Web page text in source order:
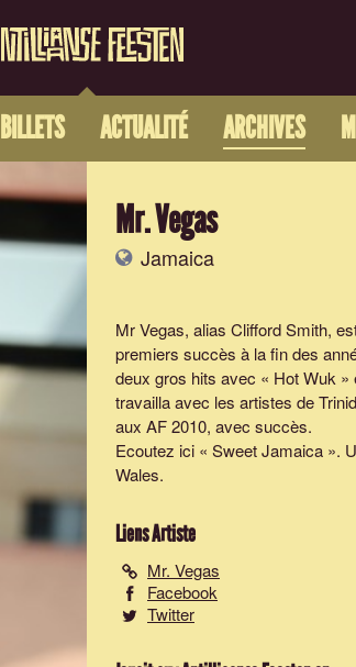
BILLETS ACTUALITÉ ARCHIVES
Mr. Vegas
Jamaica
Mr Vegas, alias Clifford Smith,
premiers succès à la fin des
deux gros hits avec « Hot Wuk »
travailla avec les artistes de
aux AF 2010, avec succès.
Ecoutez ici « Sweet Jamaica ».
Wales.
Liens Artiste
Mr. Vegas
Facebook
Twitter